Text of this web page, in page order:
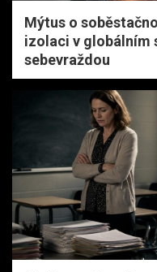
Mýtus o
izolaci v globálním
sebevraždou